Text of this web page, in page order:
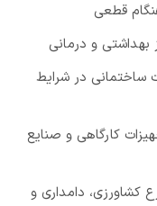
قطعی
بهداشتی و درمانی
ساختمانی در شرایط
کارگاهی و صنایع
کشاورزی، دامداری و